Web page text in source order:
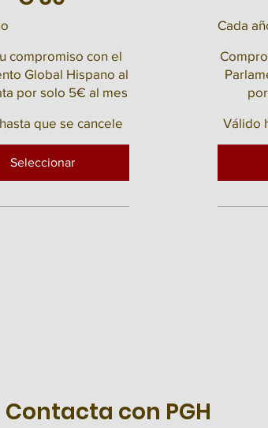
compromiso con el
Global Hispano al
por solo 5€ al mes
que se cancele
Seleccionar
Cada
Válido
Contacta con PGH